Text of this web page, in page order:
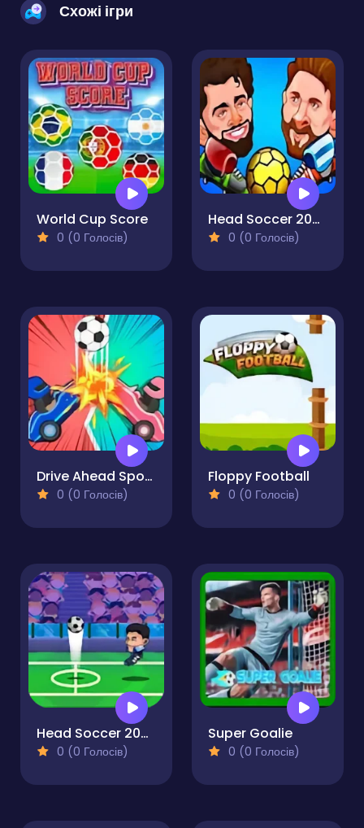
Схожі ігри
World Cup Score
0 (0 Голосів)
Head Soccer 2022
0 (0 Голосів)
Drive Ahead Sports
0 (0 Голосів)
Floppy Football
0 (0 Голосів)
Head Soccer 2023
0 (0 Голосів)
Super Goalie
0 (0 Голосів)